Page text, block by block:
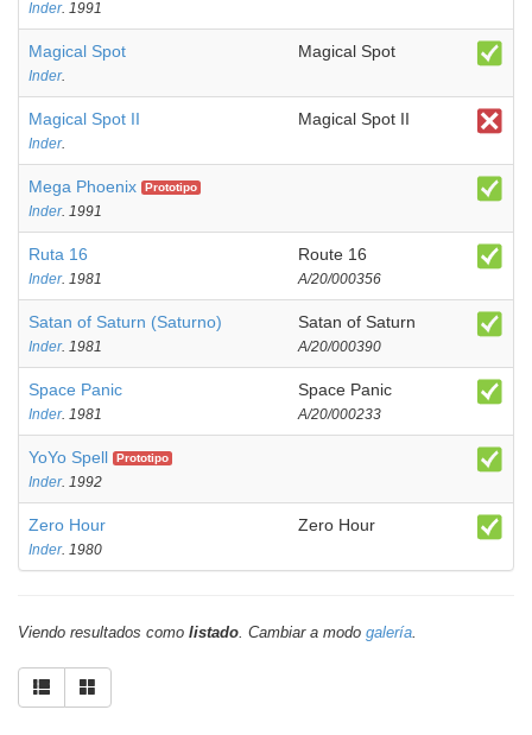
Inder. 1991
Magical Spot
Inder.
Magical Spot
Magical Spot II
Inder.
Magical Spot II
Mega Phoenix Prototipo
Inder. 1991
Ruta 16
Inder. 1981
Route 16
A/20/000356
Satan of Saturn (Saturno)
Inder. 1981
Satan of Saturn
A/20/000390
Space Panic
Inder. 1981
Space Panic
A/20/000233
YoYo Spell Prototipo
Inder. 1992
Zero Hour
Inder. 1980
Zero Hour
Viendo resultados como listado. Cambiar a modo galería.